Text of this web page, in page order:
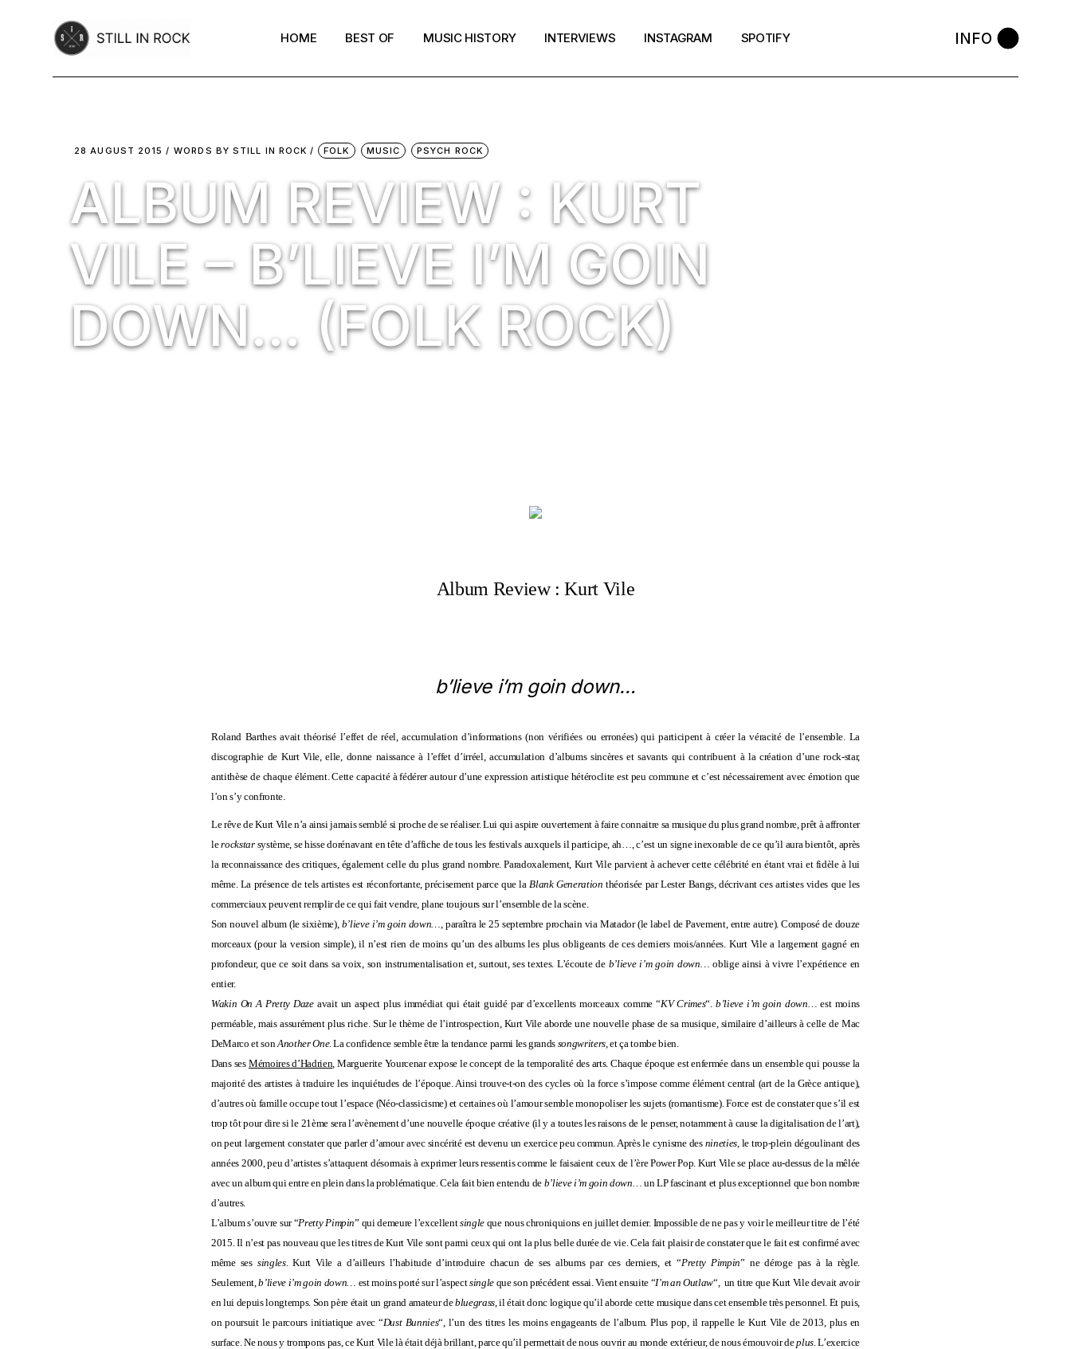
HOME BEST OF MUSIC HISTORY INTERVIEWS INSTAGRAM SPOTIFY INFO
28 AUGUST 2015 WORDS BYSTILL IN ROCK FOLK MUSIC PSYCH ROCK
ALBUM REVIEW : KURT
VILE – B’LIEVE I’M GOIN
DOWN… (FOLK ROCK)
Album Review : Kurt Vile
b’lieve i’m goin down…
Roland Barthes avait théorisé l’effet de réel, accumulation d’informations (non vérifiées ou erronées) qui participent à créer la véracité de l’ensemble. La
discographie de Kurt Vile, elle, donne naissance à l’effet d’irréel, accumulation d’albums sincères et savants qui contribuent à la création d’une rock-star,
antithèse de chaque élément. Cette capacité à fédérer autour d’une expression artistique hétéroclite est peu commune et c’est nécessairement avec émotion que
l’on s’y confronte.
Le rêve de Kurt Vile n’a ainsi jamais semblé si proche de se réaliser. Lui qui aspire ouvertement à faire connaitre sa musique du plus grand nombre, prêt à affronter
lerockstarsystème, se hisse dorénavant en tête d’affiche de tous les festivals auxquels il participe, ah…, c’est un signe inexorable de ce qu’il aura bientôt, après
la reconnaissance des critiques, également celle du plus grand nombre. Paradoxalement, Kurt Vile parvient à achever cette célébrité en étant vrai et fidèle à lui
même. La présence de tels artistes est réconfortante, précisement parce que laBlank Generation théorisée par Lester Bangs, décrivant ces artistes vides que les
commerciaux peuvent remplir de ce qui fait vendre, plane toujours sur l’ensemble de la scène.
Son nouvel album (le sixième), b’lieve i’m goin down…, paraîtra le 25 septembre prochain via Matador (le label dePavement, entre autre). Composé de douze
morceaux (pour la version simple), il n’est rien de moins qu’un des albums les plus obligeants de ces derniers mois/années. Kurt Vile a largement gagné en
profondeur, que ce soit dans sa voix, son instrumentalisation et, surtout, ses textes. L’écoute de b’lieve i’m goin down… oblige ainsi à vivre l’expérience en
entier.
Wakin On A Pretty Dazeavait un aspect plus immédiat qui était guidé par d’excellents morceaux comme “KV Crimes“.b’lieve i’m goin down… est moins
perméable, mais assurément plus riche. Sur le thème de l’introspection, Kurt Vile aborde une nouvelle phase de sa musique, similaire d’ailleurs à celle de Mac
DeMarco et sonAnother One. La confidence semble être la tendance parmi les grands songwriters, et ça tombe bien.
Dans ses Mémoires d’Hadrien, Marguerite Yourcenar expose le concept de la temporalité des arts. Chaque époque est enfermée dans un ensemble qui pousse la
majorité des artistes à traduire les inquiétudes de l’époque. Ainsi trouve-t-on des cycles où la force s’impose comme élément central (art de la Grèce antique),
d’autres où famille occupe tout l’espace (Néo-classicisme) et certaines où l’amour semble monopoliser les sujets (romantisme). Force est de constater que s’il est
trop tôt pour dire si le 21ème sera l’avènement d’une nouvelle époque créative (il y a toutes les raisons de le penser, notamment à cause la digitalisation de l’art),
on peut largement constater que parler d’amour avec sincérité est devenu un exercice peu commun. Après le cynisme des nineties, le trop-plein dégoulinant des
années 2000, peu d’artistes s’attaquent désormais à exprimer leurs ressentis comme le faisaient ceux de l’èrePower Pop. Kurt Vile se place au-dessus de la mêlée
avec un album qui entre en plein dans la problématique. Cela fait bien entendu de b’lieve i’m goin down…un LP fascinant et plus exceptionnel que bon nombre
d’autres.
L’album s’ouvre sur “Pretty Pimpin” qui demeure l’excellentsingleque nous chroniquions en juillet dernier. Impossible de ne pas y voir le meilleur titre de l’été
2015. Il n’est pas nouveau que les titres de Kurt Vile sont parmi ceux qui ont la plus belle durée de vie. Cela fait plaisir de constater que le fait est confirmé avec
même ses singles. Kurt Vile a d’ailleurs l’habitude d’introduire chacun de ses albums par ces derniers, et “Pretty Pimpin” ne déroge pas à la règle.
Seulement,b’lieve i’m goin down… est moins porté sur l’aspectsingleque son précédent essai. Vient ensuite “I’m an Outlaw“, un titre que Kurt Vile devait avoir
en lui depuis longtemps. Son père était un grand amateur debluegrass, il était donc logique qu’il aborde cette musique dans cet ensemble très personnel. Et puis,
on poursuit le parcours initiatique avec “Dust Bunnies“, l’un des titres les moins engageants de l’album. Plus pop, il rappelle le Kurt Vile de 2013, plus en
surface. Ne nous y trompons pas, ce Kurt Vile là était déjà brillant, parce qu’il permettait de nous ouvrir au monde extérieur, de nous émouvoir deplus. L’exercice